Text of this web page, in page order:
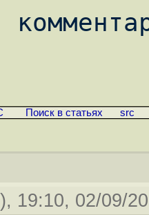
Поиск в статьях src
), 19:10, 02/09/